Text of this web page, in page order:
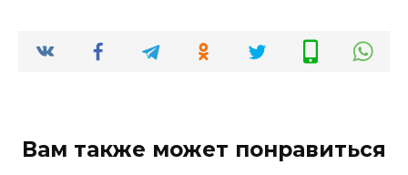
Вам также может понравиться